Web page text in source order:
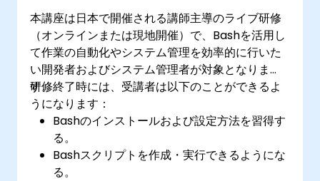
本講座は日本で開催される講師主導のライブ研修
（オンラインまたは現地開催）で、Bashを活用し
て作業の自動化やシステム管理を効率的に行いた
い開発者およびシステム管理者が対象となりま
す。
研修終了時には、受講者は以下のことができるよ
うになります：
Bashのインストールおよび設定方法を習得す
る。
Bashスクリプトを作成・実行できるようにな
る。